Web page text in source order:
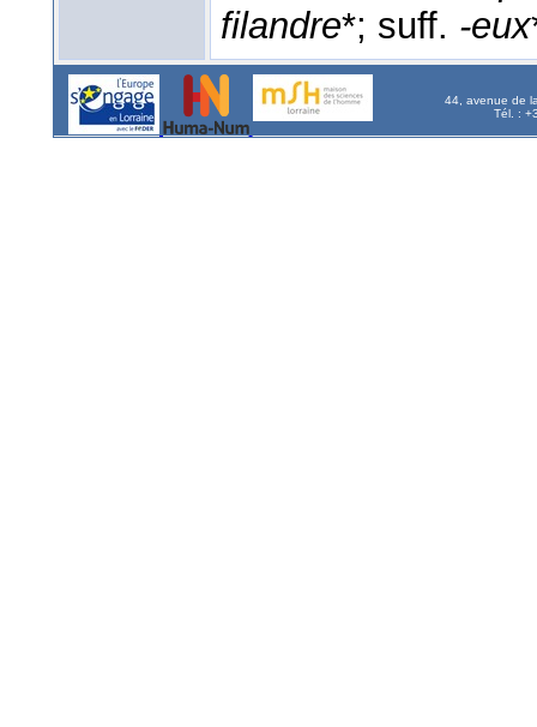
filandre*; suff. -eux
44, avenue de
Tél. :